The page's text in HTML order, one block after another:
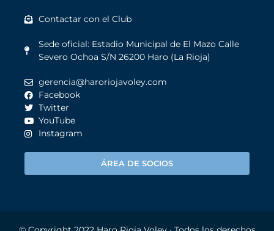
Contactar con el Club
Sede oficial: Estadio Municipal de El Mazo Calle
Severo Ochoa S/N 26200 Haro (La Rioja)
gerencia@haroriojavoley.com
Facebook
Twitter
YouTube
Instagram
ÁREA DE SOCIOS